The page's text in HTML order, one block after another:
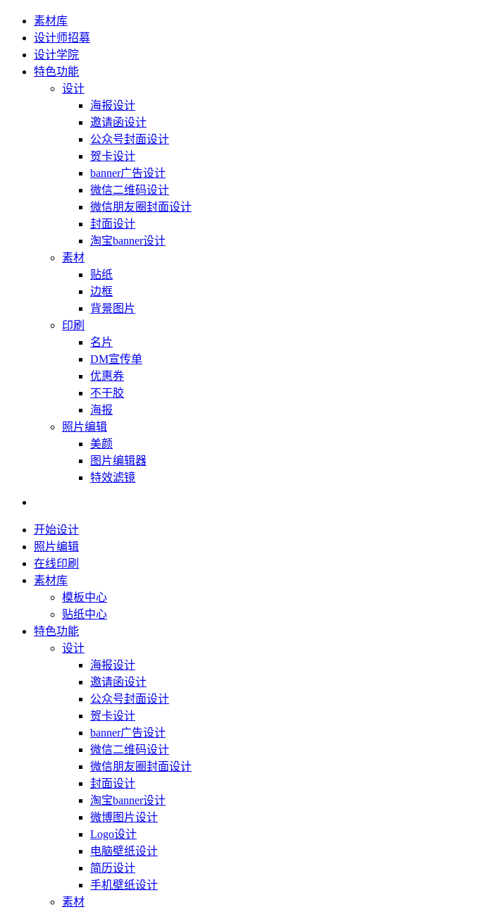
素材库
设计师招募
设计学院
特色功能
设计
海报设计
邀请函设计
公众号封面设计
贺卡设计
banner广告设计
微信二维码设计
微信朋友圈封面设计
封面设计
淘宝banner设计
素材
贴纸
边框
背景图片
印刷
名片
DM宣传单
优惠券
不干胶
海报
照片编辑
美颜
图片编辑器
特效滤镜
开始设计
照片编辑
在线印刷
素材库
模板中心
贴纸中心
特色功能
设计
海报设计
邀请函设计
公众号封面设计
贺卡设计
banner广告设计
微信二维码设计
微信朋友圈封面设计
封面设计
淘宝banner设计
微博图片设计
Logo设计
电脑壁纸设计
简历设计
手机壁纸设计
素材